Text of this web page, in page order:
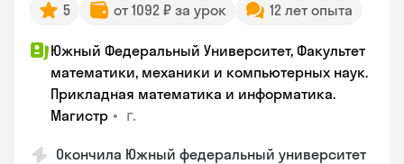
5 от 1092 ₽ за урок 12 лет опыта
Южный Федеральный Университет, Факультет
математики, механики и компьютерных наук.
Прикладная математика и информатика.
Магистр • г.
Окончила Южный федеральный университет